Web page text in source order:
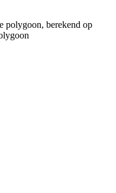
polygoon, berekend op